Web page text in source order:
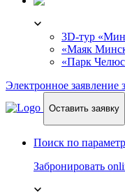
3D-тур
«Маяк
«Парк
Электронное заявление
Оставить заявку
Поиск по
Забронировать